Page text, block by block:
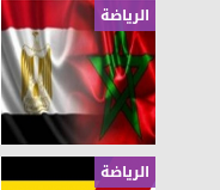
الرياضة
الرياضة